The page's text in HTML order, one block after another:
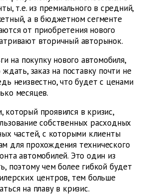
т.е. из премиального в средний,
а в бюджетном сегменте
от приобретения нового
вторичный авторынок.
на покупку нового автомобиля,
заказ на поставку почти не
неизвестно, что будет с ценами
месяцев.
проявился в кризис,
собственных расходных
частей, с которыми клиенты
для прохождения технического
автомобилей. Это один из
поэтому чем более гибкой будет
центров, тем больше
на плаву в кризис.